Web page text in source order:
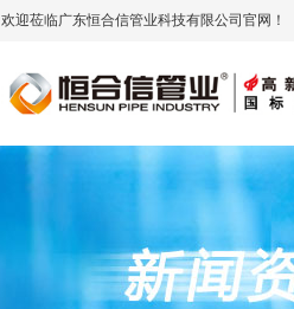
欢迎莅临广东恒合信管业科技有限公司官网！